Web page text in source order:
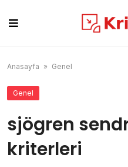
content
Anasayfa » Genel
Genel
sjögren
kriterleri